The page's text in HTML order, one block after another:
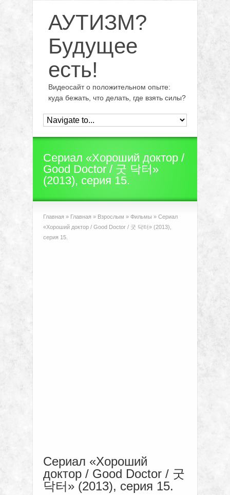
АУТИЗМ?
Будущее
есть!
Видеосайт о положительном опыте:
куда бежать, что делать, где взять силы?
Сериал «Хороший доктор /
Good Doctor / 굿 닥터»
(2013), серия 15.
Главная » Главная » Взрослым » Фильмы » Сериал
«Хороший доктор / Good Doctor / 굿 닥터» (2013),
серия 15.
Сериал «Хороший
доктор / Good Doctor / 굿
닥터» (2013), серия 15.